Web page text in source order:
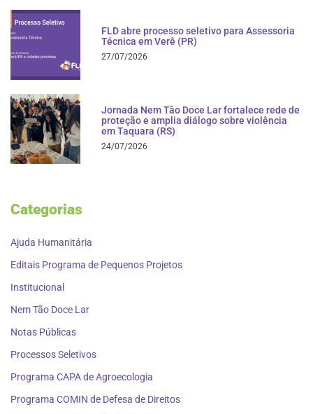
FLD abre processo seletivo para Assessoria
Técnica em Verê (PR)
27/07/2026
Jornada Nem Tão Doce Lar fortalece rede de
proteção e amplia diálogo sobre violência
em Taquara (RS)
24/07/2026
Categorias
Ajuda Humanitária
Editais Programa de Pequenos Projetos
Institucional
Nem Tão Doce Lar
Notas Públicas
Processos Seletivos
Programa CAPA de Agroecologia
Programa COMIN de Defesa de Direitos